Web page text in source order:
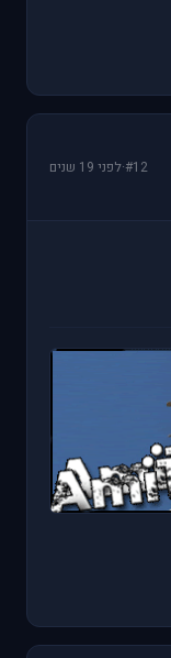
#12
·לפני 19 שנים